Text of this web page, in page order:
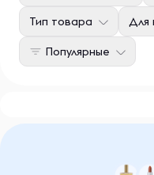
Тип товара Для
Популярные